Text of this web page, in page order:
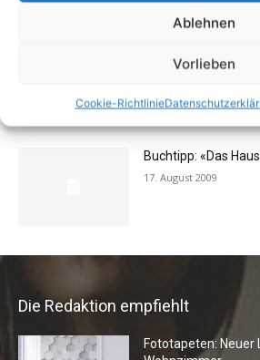
Ablehnen
Vorlieben
Cookie-Richtlinie
Einrichtung
Buchtipp: «Das
17. August 2009
Die Redaktion empfiehlt
Fototapeten: Neuer